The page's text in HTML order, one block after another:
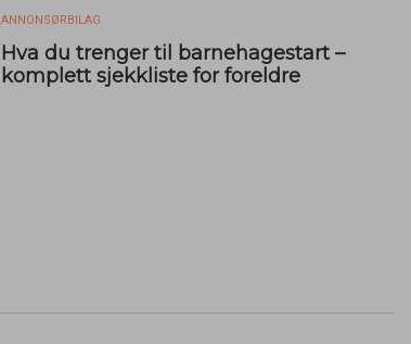
ANNONSØRBILAG
Hva du trenger til barnehagestart –
komplett sjekkliste for foreldre